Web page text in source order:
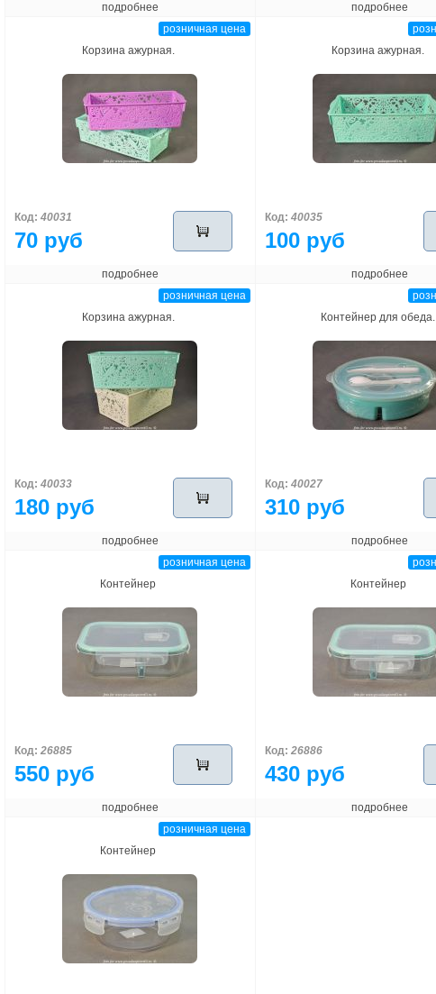
подробнее подробнее
розничная цена
Корзина ажурная.
Код: 40031
70 руб
подробнее
Корзина ажурная.
Код: 40035
100 руб
подробнее
розничная цена
Корзина ажурная.
Код: 40033
180 руб
подробнее
Контейнер для обеда.
Код: 40027
310 руб
подробнее
розничная цена
Контейнер
Код: 26885
550 руб
подробнее
Контейнер
Код: 26886
430 руб
подробнее
розничная цена
Контейнер